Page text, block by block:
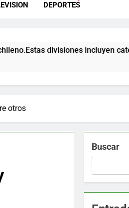
al fútbol chileno:Deportes Iquique
DEPORTES
incluyen categorías
otros
Buscar